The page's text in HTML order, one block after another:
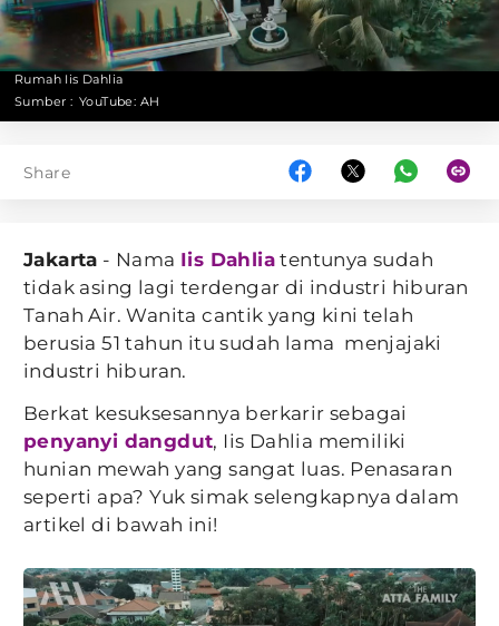
Rumah Iis Dahlia
Sumber : YouTube: AH
Share
Jakarta - Nama Iis Dahlia tentunya sudah
tidak asing lagi terdengar di industri hiburan
Tanah Air. Wanita cantik yang kini telah
berusia 51 tahun itu sudah lama menjajaki
industri hiburan.
Berkat kesuksesannya berkarir sebagai
penyanyi dangdut, Iis Dahlia memiliki
hunian mewah yang sangat luas. Penasaran
seperti apa? Yuk simak selengkapnya dalam
artikel di bawah ini!